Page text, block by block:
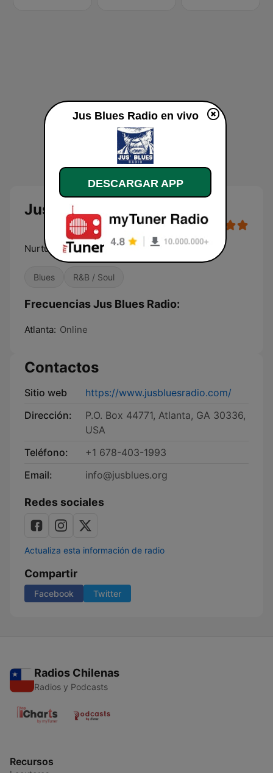
Jus Blues Radio
Nurturing the Soul of the Blues
Blues R&B / Soul
Frecuencias Jus Blues Radio:
Atlanta: Online
Contactos
Sitio web
https://www.jusbluesradio.com/
Dirección:
P.O. Box 44771, Atlanta, GA 30336,
USA
Teléfono:
+1 678-403-1993
Email:
info@jusblues.org
Redes sociales
Actualiza esta información de radio
Compartir
Facebook Twitter
Radios Chilenas
Radios y Podcasts
Recursos
Jus Blues Radio en vivo
DESCARGAR APP